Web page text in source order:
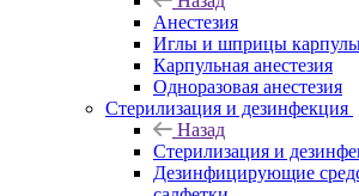
Анестезия
Иглы и шприцы
Карпульная анестезия
Одноразовая анестезия
Стерилизация и дезинфекция
Назад
Стерилизация и
Дезинфицирующие